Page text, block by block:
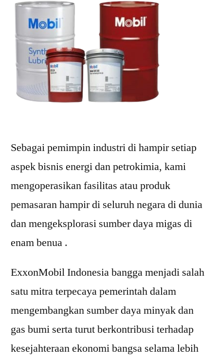
Sebagai pemimpin industri di hampir setiap
aspek bisnis energi dan petrokimia, kami
mengoperasikan fasilitas atau produk
pemasaran hampir di seluruh negara di dunia
dan mengeksplorasi sumber daya migas di
enam benua .
ExxonMobil Indonesia bangga menjadi salah
satu mitra terpecaya pemerintah dalam
mengembangkan sumber daya minyak dan
gas bumi serta turut berkontribusi terhadap
kesejahteraan ekonomi bangsa selama lebih